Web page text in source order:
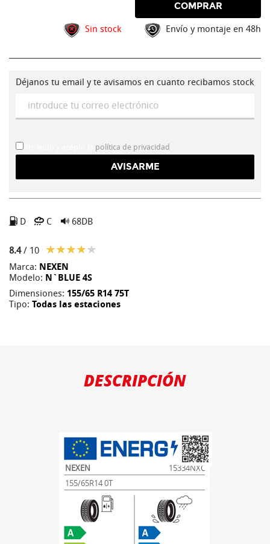
COMPRAR
Sin stock Envío y montaje en 48h
Déjanos tu email y te avisamos en cuanto recibamos stock
política de privacidad
D C 68DB
8.4/ 10
Marca: NEXEN
Modelo: N`BLUE 4S
Dimensiones: 155/65 R14 75T
Tipo: Todas las estaciones
DESCRIPCIÓN
NEXEN
15334NXC
155/65R14 0T